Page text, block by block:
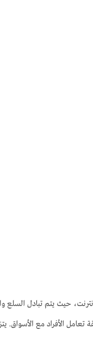
الإنترنت، حيث يتم تبادل
الأفراد مع الأسواق.